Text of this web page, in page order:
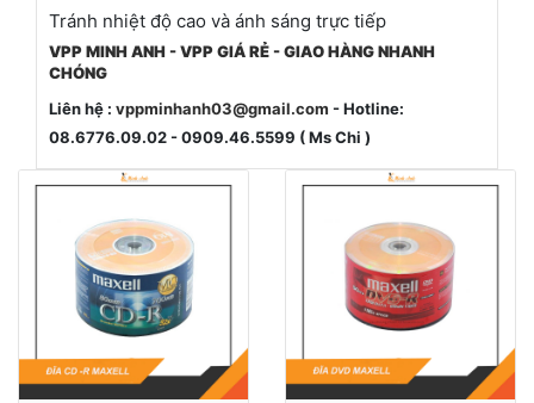
Tránh nhiệt độ cao và ánh sáng trực tiếp
VPP MINH ANH - VPP GIÁ RẺ - GIAO HÀNG NHANH
CHÓNG
Liên hệ : vppminhanh03@gmail.com - Hotline:
08.6776.09.02 - 0909.46.5599 ( Ms Chi )